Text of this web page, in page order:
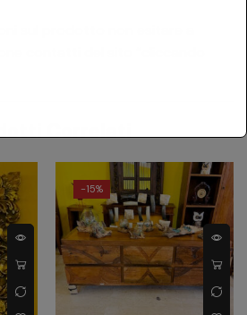
Correlati
-15%